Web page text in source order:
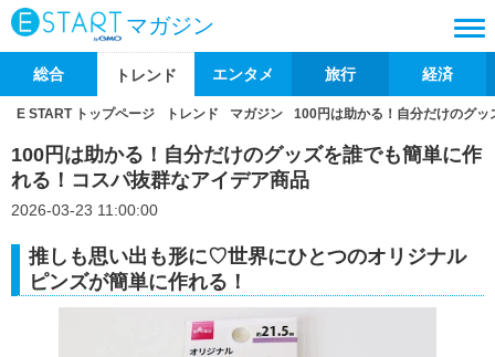
マガジン
総合 トレンド エンタメ 旅行 経済
E START トップページ トレンド マガジン 100円は助かる！自分だけのグ
100円は助かる！自分だけのグッズを誰でも簡単に作
れる！コスパ抜群なアイデア商品
2026-03-23 11:00:00
推しも思い出も形に♡世界にひとつのオリジナル
ピンズが簡単に作れる！